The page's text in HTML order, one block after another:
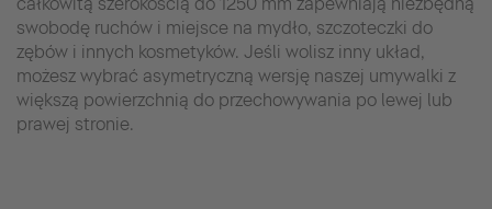
swobodę ruchów i miejsce na mydło, szczoteczki do
zębów i innych kosmetyków. Jeśli wolisz inny układ,
możesz wybrać asymetryczną wersję naszej umywalki z
większą powierzchnią do przechowywania po lewej lub
prawej stronie.